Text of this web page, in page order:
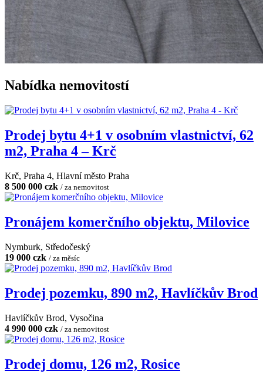
Nabídka nemovitostí
Prodej bytu 4+1 v osobním vlastnictví, 62
m2, Praha 4 – Krč
Krč, Praha 4, Hlavní město Praha
8 500 000 czk / za nemovitost
Pronájem komerčního objektu, Milovice
Nymburk, Středočeský
19 000 czk / za měsíc
Prodej pozemku, 890 m2, Havlíčkův Brod
Havlíčkův Brod, Vysočina
4 990 000 czk / za nemovitost
Prodej domu, 126 m2, Rosice